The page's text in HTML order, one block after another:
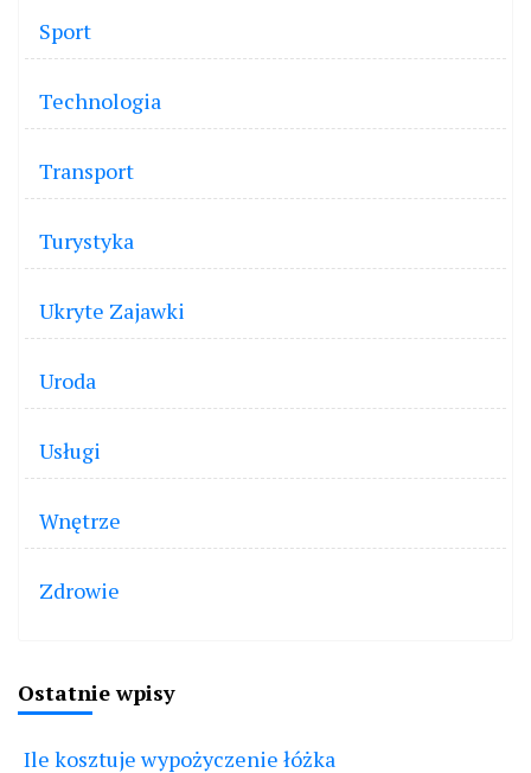
Sport
Technologia
Transport
Turystyka
Ukryte Zajawki
Uroda
Usługi
Wnętrze
Zdrowie
Ostatnie wpisy
Ile kosztuje wypożyczenie łóżka